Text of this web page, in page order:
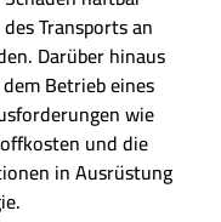
Transports an
Darüber hinaus
Betrieb eines
wie
und die
in Ausrüstung